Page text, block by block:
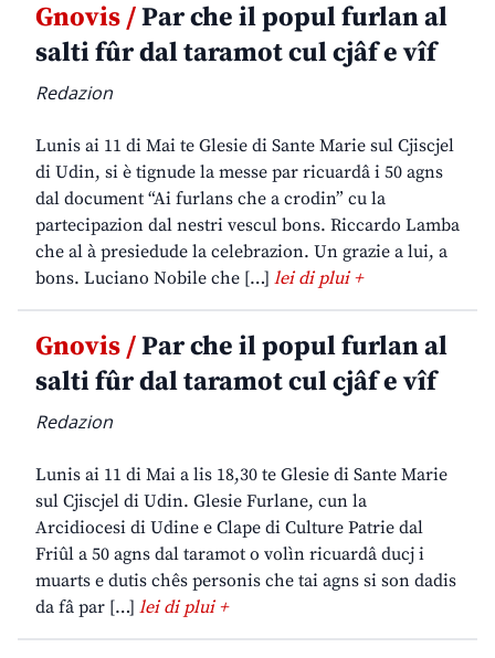
Gnovis /Par che il popul furlan al
salti fûr dal taramot cul cjâf e vîf
Redazion
Lunis ai 11 di Mai te Glesie di Sante Marie sul Cjiscjel
di Udin, si è tignude la messe par ricuardâ i 50 agns
dal document “Ai furlans che a crodin” cu la
partecipazion dal nestri vescul bons. Riccardo Lamba
che al à presiedude la celebrazion. Un grazie a lui, a
bons. Luciano Nobile che […] lei di plui +
Gnovis /Par che il popul furlan al
salti fûr dal taramot cul cjâf e vîf
Redazion
Lunis ai 11 di Mai a lis 18,30 te Glesie di Sante Marie
sul Cjiscjel di Udin. Glesie Furlane, cun la
Arcidiocesi di Udine e Clape di Culture Patrie dal
Friûl a 50 agns dal taramot o volìn ricuardâ ducj i
muarts e dutis chês personis che tai agns si son dadis
da fâ par […] lei di plui +